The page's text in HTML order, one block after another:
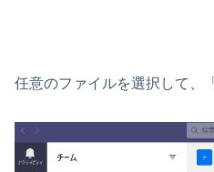
任意のファイルを選択して、「